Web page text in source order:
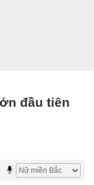
đầu tiên